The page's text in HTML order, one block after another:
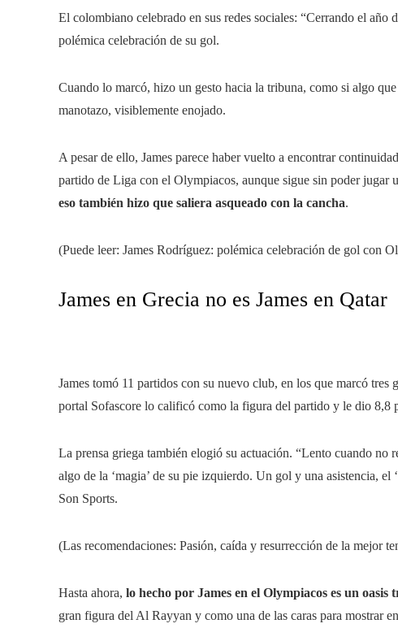
El colombiano celebrado en sus redes sociales: “Cerrando el año
polémica celebración de su gol.
Cuando lo marcó, hizo un gesto hacia la tribuna, como si algo
manotazo, visiblemente enojado.
A pesar de ello, James parece haber vuelto a encontrar
partido de Liga con el Olympiacos, aunque sigue sin poder jugar
eso también hizo que saliera asqueado con la cancha.
(Puede leer: James Rodríguez: polémica celebración de gol con
James en Grecia no es James en Qatar
James tomó 11 partidos con su nuevo club, en los que marcó
portal Sofascore lo calificó como la figura del partido y le dio 8,8
La prensa griega también elogió su actuación. “Lento cuando no
algo de la ‘magia’ de su pie izquierdo. Un gol y una asistencia,
Son Sports.
(Las recomendaciones: Pasión, caída y resurrección de la mejor
Hasta ahora, lo hecho por James en el Olympiacos es un
gran figura del Al Rayyan y como una de las caras para mostrar